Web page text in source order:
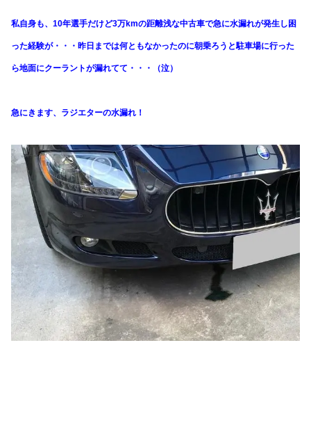
私自身も、10年選手だけど3万kmの距離浅な中古車で急に水漏れが発生し困
った経験が・・・昨日までは何ともなかったのに朝乗ろうと駐車場に行った
ら地面にクーラントが漏れてて・・・（泣）
急にきます、ラジエターの水漏れ！